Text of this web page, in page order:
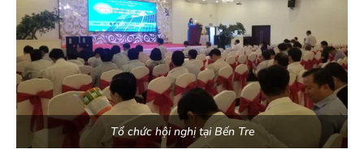
Tổ chức hội nghị tại Bến Tre